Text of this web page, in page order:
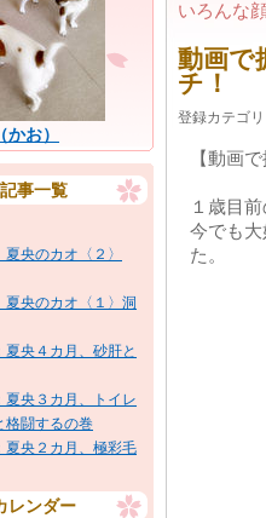
かお）
事一覧
央のカオ〈２〉
央のカオ〈１〉洞
央４カ月、砂肝と
夏央３カ月、トイレ
格闘するの巻
夏央２カ月、極彩毛
レンダー
いろんな
動画で
チ！
登録カテゴ
【動画
１歳目
今でも
た。